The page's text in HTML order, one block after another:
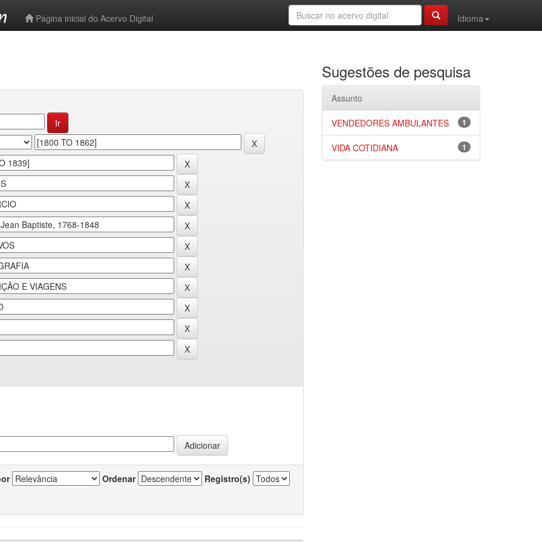
Página inicial do Acervo Digital
Idioma
Ordenar Registro(s)
Sugestões de pesquisa
Assunto
1
VENDEDORES AMBULANTES
1
VIDA COTIDIANA